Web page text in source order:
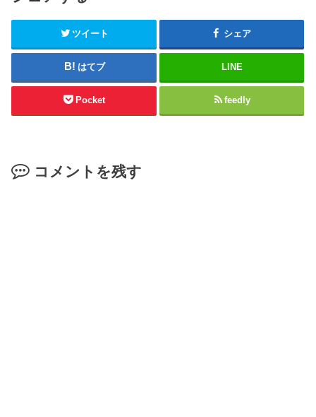
ツイート シェア
はてブ LINE
Pocket feedly
コメントを残す